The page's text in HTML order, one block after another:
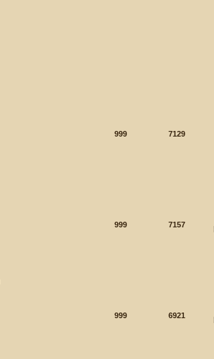
999 7129
999 7157
999 6921